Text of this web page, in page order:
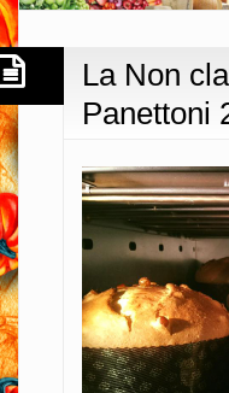
La Non
Panettoni